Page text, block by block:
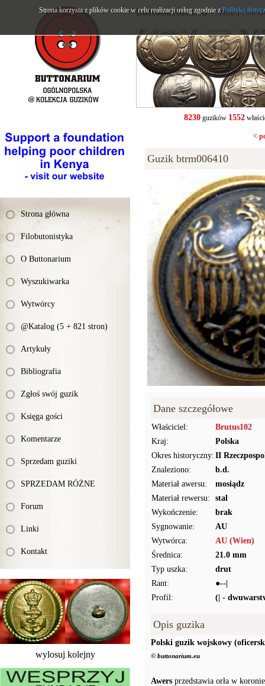
Strona główna
Filobutonistyka
O Buttonarium
Wyszukiwarka
Wytwórcy
@Katalog (5 + 821 stron)
Artykuły
Bibliografia
Zgłoś swój guzik
Księga gości
Komentarze
Sprzedam guziki
SPRZEDAM RÓŻNE
Forum
Linki
Kontakt
wylosuj kolejny
buttonarium.eu- Strona
8230guzików 1552
<
Guzik btrm006410
Dane szczegółowe
Właściciel:
Brutus102
Kraj:
Polska
Okres historyczny: II
Znaleziono:
b.d.
Materiał awersu:
mosiądz
Materiał rewersu:
stal
Wykończenie:
brak
Sygnowanie:
AU
Wytwórca:
AU (Wien)
Średnica:
21.0 mm
Typ uszka:
drut
Rant:
●--|
Profil:
(| -
Opis guzika
Polski guzik wojskowy
© buttonarium.eu
Awers przedstawia orła w
Strona korzysta z plików cookie w celu realizacji usług zgodnie zPolityką